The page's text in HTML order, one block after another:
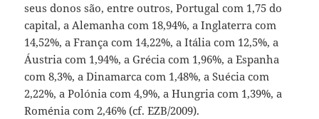
seus donos são, entre outros, Portugal com 1,75 do
capital, a Alemanha com 18,94%, a Inglaterra com
14,52%, a França com 14,22%, a Itália com 12,5%, a
Áustria com 1,94%, a Grécia com 1,96%, a Espanha
com 8,3%, a Dinamarca com 1,48%, a Suécia com
2,22%, a Polónia com 4,9%, a Hungria com 1,39%, a
Roménia com 2,46% (cf. EZB/2009).